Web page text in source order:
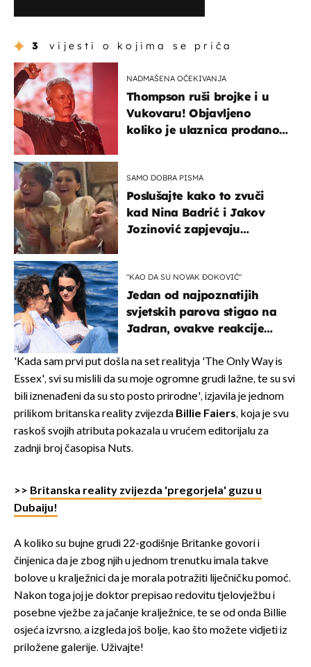
3 vijesti o kojima se priča
NADMAŠENA OČEKIVANJA
Thompson ruši brojke i u
Vukovaru! Objavljeno
koliko je ulaznica prodano
SAMO DOBRA PISMA
Poslušajte kako to zvuči
kad Nina Badrić i Jakov
Jozinović zapjevaju
"KAO DA SU NOVAK ĐOKOVIĆ"
Jedan od najpoznatijih
svjetskih parova stigao na
Jadran, ovakve reakcije
'Kada sam prvi put došla na set realityja 'The Only Way is
Essex', svi su mislili da su moje ogromne grudi lažne, te su svi
bili iznenađeni da su sto posto prirodne', izjavila je jednom
prilikom britanska reality zvijezda Billie Faiers, koja je svu
raskoš svojih atributa pokazala u vrućem editorijalu za
zadnji broj časopisa Nuts.
>> Britanska reality zvijezda 'pregorjela' guzu u
Dubaiju!
A koliko su bujne grudi 22-godišnje Britanke govori i
činjenica da je zbog njih u jednom trenutku imala takve
bolove u kralježnici da je morala potražiti liječničku pomoć.
Nakon toga joj je doktor prepisao redovitu tjelovježbu i
posebne vježbe za jačanje kralježnice, te se od onda Billie
osjeća izvrsno, a izgleda još bolje, kao što možete vidjeti iz
priložene galerije. Uživajte!